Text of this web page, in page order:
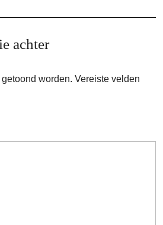
achter
worden. Vereiste velden